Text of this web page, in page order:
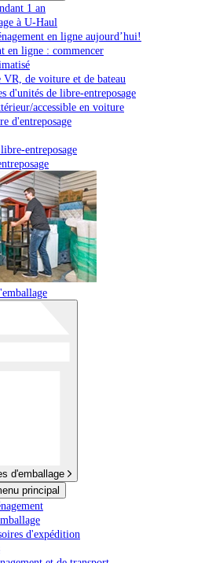
1 an
à U-Haul
en ligne aujourd’hui!
en ligne : commencer
VR, de voiture et de bateau
d'unités de libre-entreposage
accessible en voiture
d'entreposage
entreposage
d'emballage
principal
d'expédition